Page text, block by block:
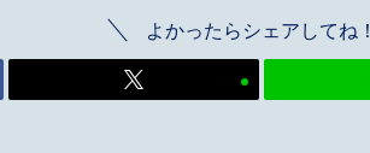
よかったらシェアしてね！